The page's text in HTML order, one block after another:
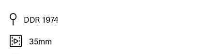
DDR 1974
35mm